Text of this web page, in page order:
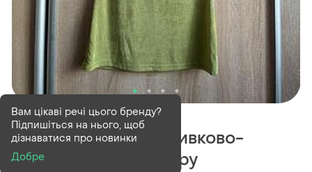
В наявності1 шт
Спідниця жіноча оливково-
травянистого кольору
Вам цікаві речі цього бренду?
Підпишіться на нього, щоб
дізнаватися про новинки
Добре